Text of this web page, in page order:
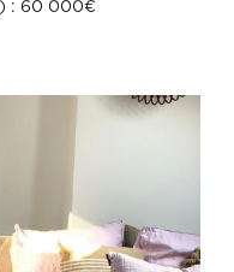
: 60 000€